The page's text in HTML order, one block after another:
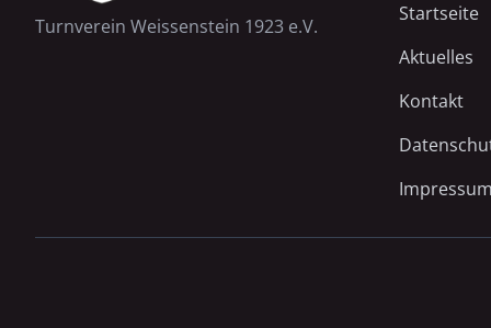
Turnverein Weissenstein 1923 e.V.
Startseite
Aktuelles
Kontakt